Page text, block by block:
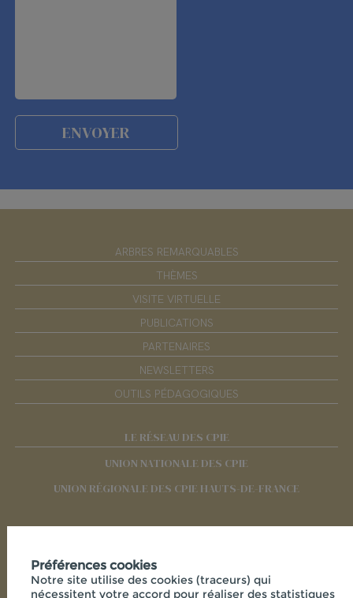
ARBRES REMARQUABLES
THÈMES
VISITE VIRTUELLE
PUBLICATIONS
PARTENAIRES
NEWSLETTERS
OUTILS PÉDAGOGIQUES
LE RÉSEAU DES CPIE
UNION NATIONALE DES CPIE
UNION RÉGIONALE DES CPIE HAUTS-DE-FRANCE
Préférences cookies
Notre site utilise des cookies (traceurs) qui
nécessitent votre accord pour réaliser des statistiques